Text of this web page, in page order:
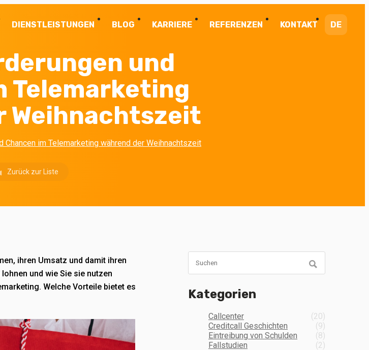
DIENSTLEISTUNGEN BLOG KARRIERE REFERENZEN KONTAKT DE
und
Telemarketing
Weihnachtszeit
Chancen im Telemarketing während der Weihnachtszeit
Zurück zur Liste
ihren Umsatz und damit ihren
und wie Sie sie nutzen
Welche Vorteile bietet es
Kategorien
Callcenter
(20)
Creditcall Geschichten
(9)
Eintreibung von Schulden
(8)
Fallstudien
(2)